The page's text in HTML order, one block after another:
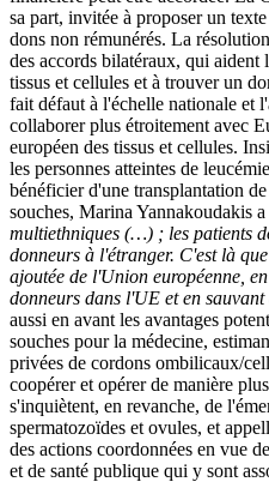
sa part, invitée à proposer un
dons non rémunérés. La
des accords bilatéraux, qui aident
tissus et cellules et à trouver un
fait défaut à l'échelle nationale et
collaborer plus étroitement avec
européen des tissus et cellules.
les personnes atteintes de
bénéficier d'une transplantation
souches, Marina Yannakoudakis a
multiethniques (…) ; les patients
donneurs à l'étranger. C'est là
ajoutée de l'Union européenne,
donneurs dans l'UE et en sauvant
aussi en avant les avantages
souches pour la médecine,
privées de cordons ombilicaux/
coopérer et opérer de manière
s'inquiètent, en revanche, de
spermatozoïdes et ovules, et
des actions coordonnées en vue
et de santé publique qui y sont